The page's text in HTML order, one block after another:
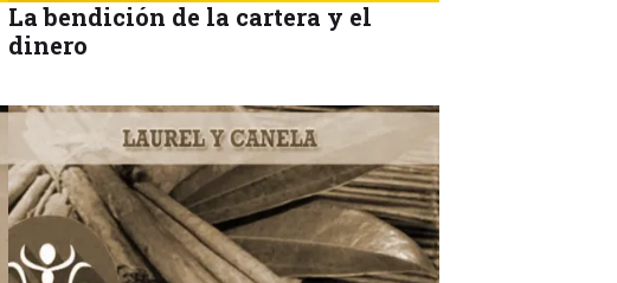
La bendición de la cartera y el
dinero